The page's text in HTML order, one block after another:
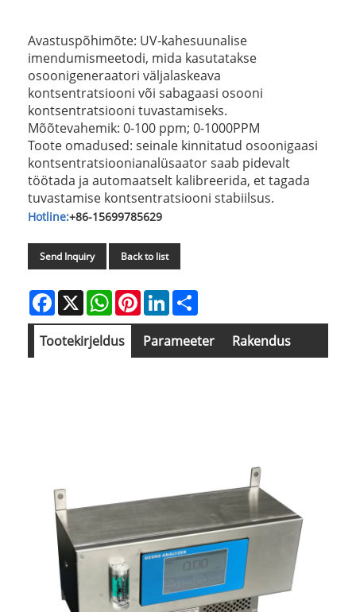
Avastuspõhimõte: UV-kahesuunalise
imendumismeetodi, mida kasutatakse
osoonigeneraatori väljalaskeava
kontsentratsiooni või sabagaasi osooni
kontsentratsiooni tuvastamiseks.
Mõõtevahemik: 0-100 ppm; 0-1000PPM
Toote omadused: seinale kinnitatud osoonigaasi
kontsentratsioonianalüsaator saab pidevalt
töötada ja automaatselt kalibreerida, et tagada
tuvastamise kontsentratsiooni stabiilsus.
Hotline:+86-15699785629
Send Inquiry Back to list
Facebook
X WhatsAppPinterestLinkedIn
Tootekirjeldus Parameeter Rakendus